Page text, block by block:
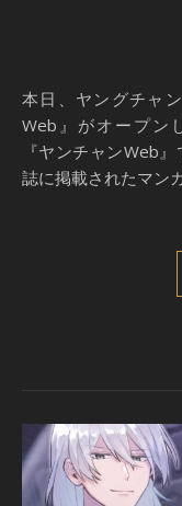
本日、ヤングチャンピオン発のWebサイト『ヤンチャン
Web』がオープン
『ヤンチャンWeb
誌に掲載されたマン